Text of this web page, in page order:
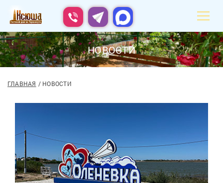
НОВОСТИ
ГЛАВНАЯ НОВОСТИ